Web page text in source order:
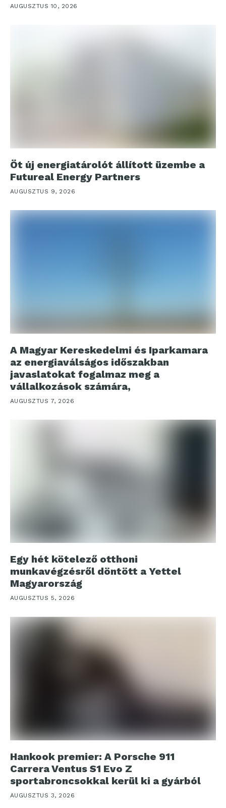
AUGUSZTUS 10, 2026
Öt új energiatárolót állított üzembe a
Futureal Energy Partners
AUGUSZTUS 9, 2026
A Magyar Kereskedelmi és Iparkamara
az energiaválságos időszakban
javaslatokat fogalmaz meg a
vállalkozások számára,
AUGUSZTUS 7, 2026
Egy hét kötelező otthoni
munkavégzésről döntött a Yettel
Magyarország
AUGUSZTUS 5, 2026
Hankook premier: A Porsche 911
Carrera Ventus S1 Evo Z
sportabroncsokkal kerül ki a gyárból
AUGUSZTUS 3, 2026